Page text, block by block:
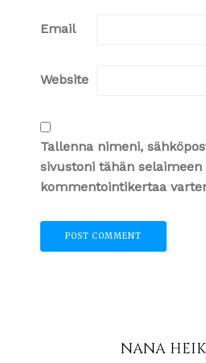
Email
Website
Tallenna nimeni,
sivustoni tähän selaimeen
kommentointikertaa
NANA